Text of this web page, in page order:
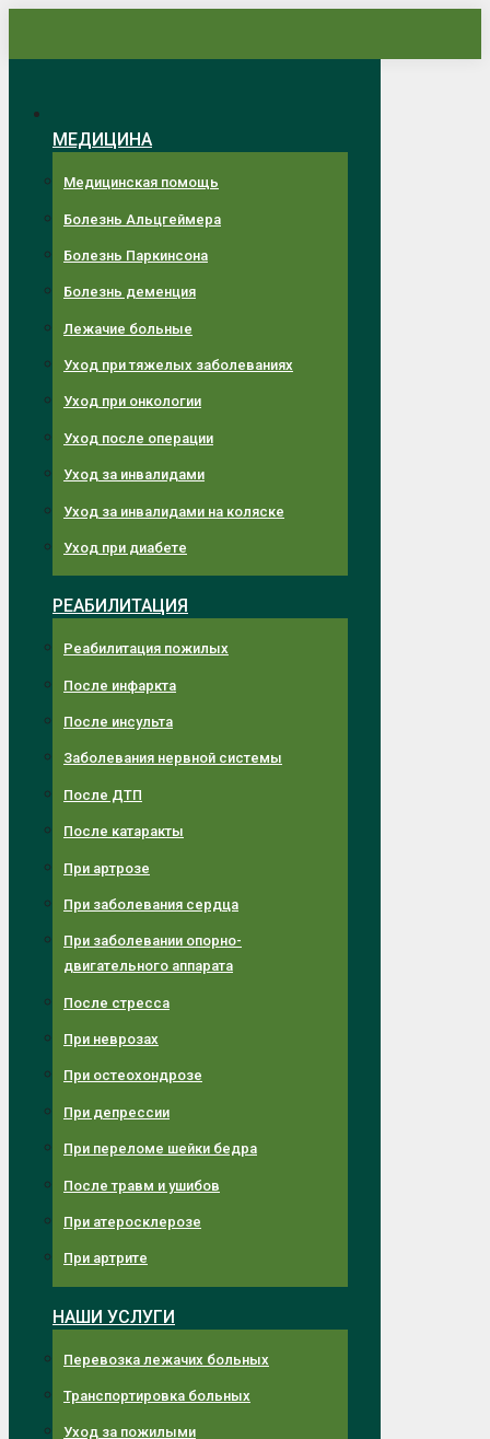
МЕДИЦИНА
Медицинская помощь
Болезнь Альцгеймера
Болезнь Паркинсона
Болезнь деменция
Лежачие больные
Уход при тяжелых заболеваниях
Уход при онкологии
Уход после операции
Уход за инвалидами
Уход за инвалидами на коляске
Уход при диабете
РЕАБИЛИТАЦИЯ
Реабилитация пожилых
После инфаркта
После инсульта
Заболевания нервной системы
После ДТП
После катаракты
При артрозе
При заболевания сердца
При заболевании опорно-
двигательного аппарата
После стресса
При неврозах
При остеохондрозе
При депрессии
При переломе шейки бедра
После травм и ушибов
При атеросклерозе
При артрите
НАШИ УСЛУГИ
Перевозка лежачих больных
Транспортировка больных
Уход за пожилыми